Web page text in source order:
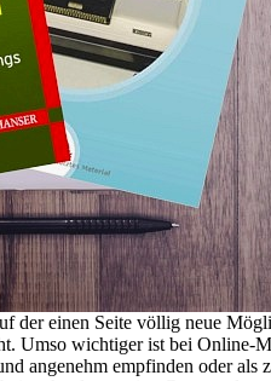
der einen Seite völlig neue
Umso wichtiger ist bei
angenehm empfinden oder